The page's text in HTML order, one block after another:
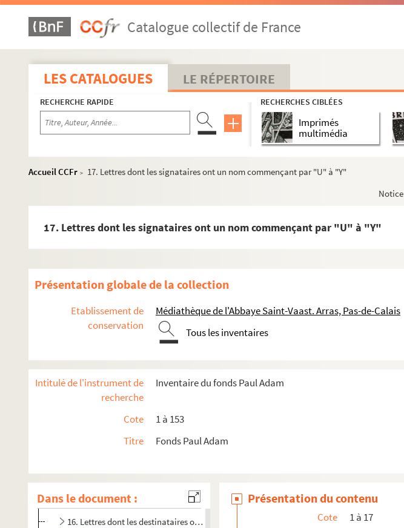
Catalogue collectif de France
LES CATALOGUES LE RÉPERTOIRE
RECHERCHE RAPIDE RECHERCHES CIBLÉES
Imprimés
multimédia
Accueil CCFr >
17. Lettres dont les signataires ont un nom commençant par "U" à "Y"
Notice
17. Lettres dont les signataires ont un nom commençant par "U" à "Y"
Présentation globale de la collection
Etablissement de
conservation
Médiathèque de l'Abbaye Saint-Vaast. Arras, Pas-de-Calais
Tous les inventaires
Intitulé de l'instrument de
recherche
Inventaire du fonds Paul Adam
Cote
1 à 153
Titre
Fonds Paul Adam
Dans le document :
3. Lettres dont les signataires ont un nom commencent par "Bi-By"
5. Lettres dont les signataires ont un nom commençant par "Cl-Cu"
6. Lettres dont les signataires ont un nom commençant par "D"
8. Lettres dont les signataires ont un nom commençant par la lettre "G"
9. Lettres dont les signataires ont un nom commençant par les lettres "H" , "I" ,"J" ou "K"
12. Lettres de Camille Mauclair
14. Lettres dont les signataires ont un nom commençant par "N" à "Q"
15. Lettres dont les signataires ont un noms commençant par la lettre "R"
16. Lettres dont les destinataires ont un nom commençant par "S" ou "T"
Présentation du contenu
Cote
1 à 17